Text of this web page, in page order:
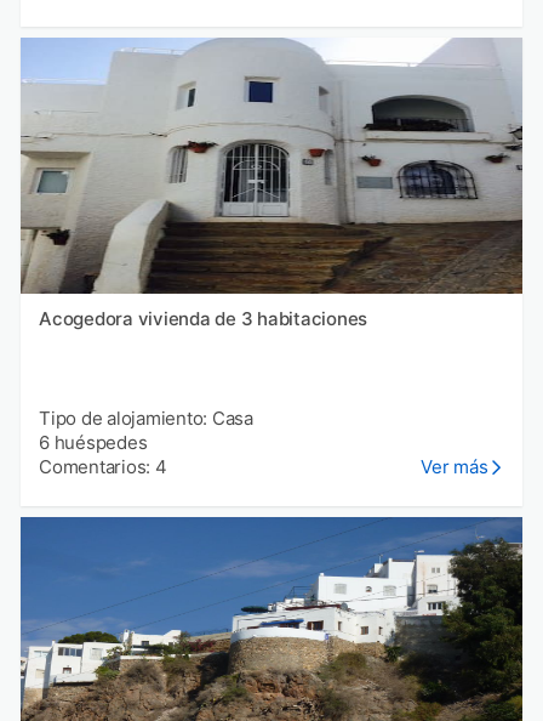
Acogedora vivienda de 3 habitaciones
Tipo de alojamiento: Casa
6 huéspedes
Comentarios: 4
Ver más